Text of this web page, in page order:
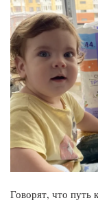
Говорят, что путь